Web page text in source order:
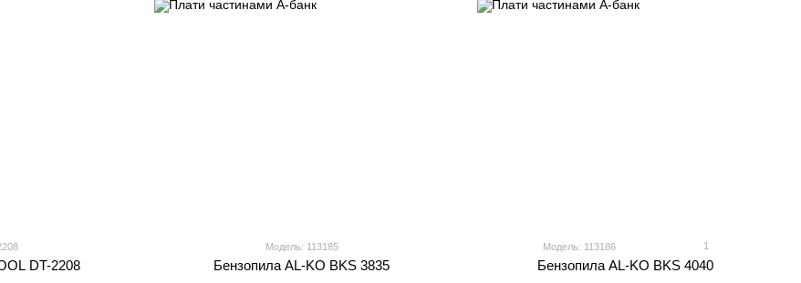
DT-2208
Модель: 113185
Бензопила AL-KO BKS 3835
Модель: 113186 1
Бензопила AL-KO BKS 4040